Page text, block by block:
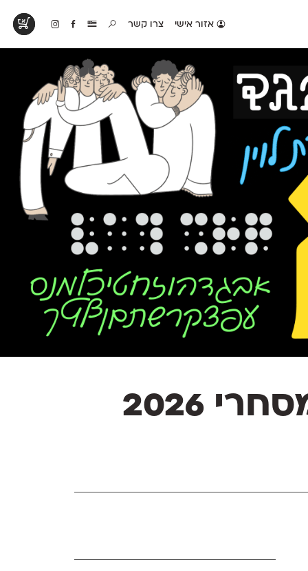
אזור אישי צרו קשר
בפעולה
לראות עיצובים
שנעשו עם
קטלוג להדפסה
לאלו שאוהבים לבחון
פונטים על־גבי דף A4
לבן מולבן
טבלת השוואה
טבלה עם כל המאפיינים
של הפונטים שלנו זה
לצד זה
2026